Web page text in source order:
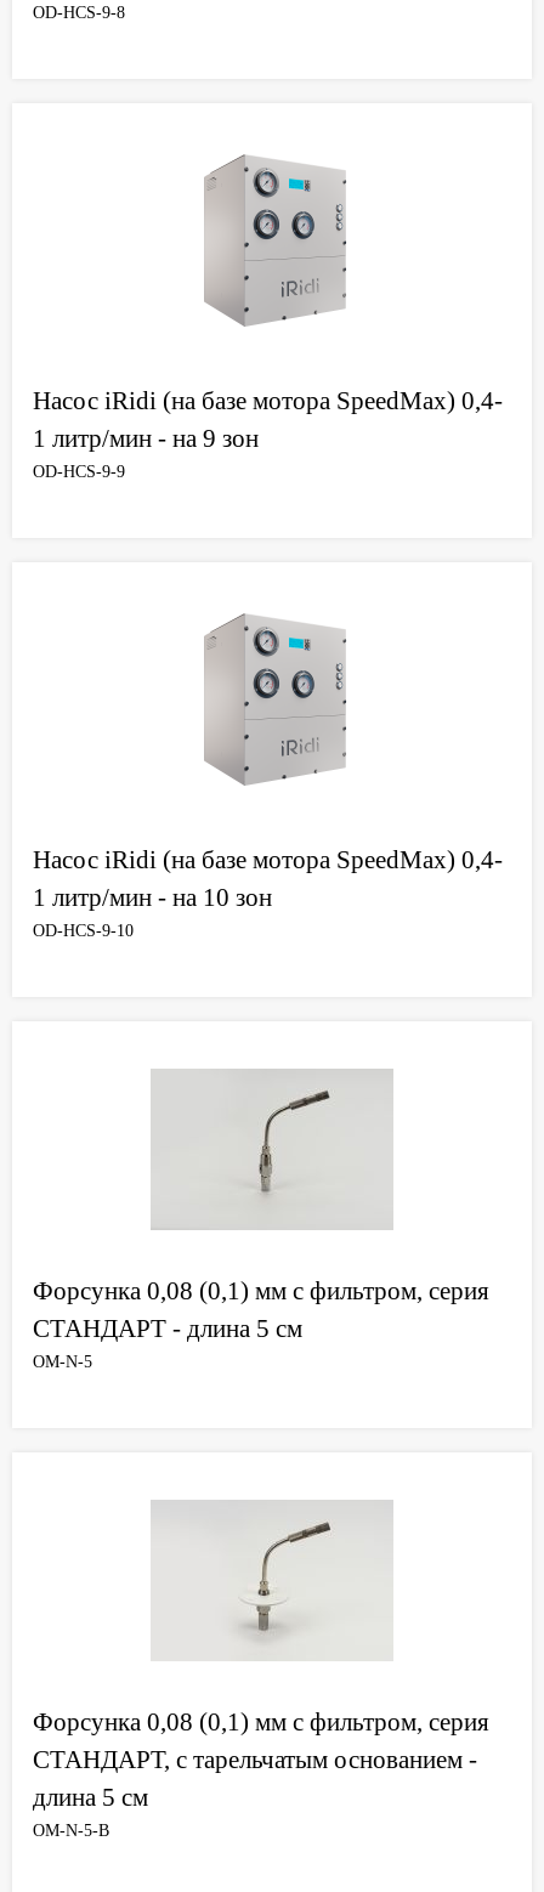
OD-HCS-9-8
Насос iRidi (на базе мотора SpeedMax) 0,4-
1 литр/мин - на 9 зон
OD-HCS-9-9
Насос iRidi (на базе мотора SpeedMax) 0,4-
1 литр/мин - на 10 зон
OD-HCS-9-10
Форсунка 0,08 (0,1) мм с фильтром, серия
СТАНДАРТ - длина 5 см
OM-N-5
Форсунка 0,08 (0,1) мм с фильтром, серия
СТАНДАРТ, с тарельчатым основанием -
длина 5 см
OM-N-5-B